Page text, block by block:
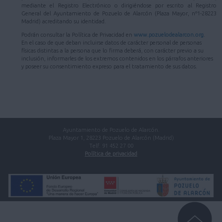
mediante el Registro Electrónico o dirigiéndose por escrito al Registro
General del Ayuntamiento de Pozuelo de Alarcón (Plaza Mayor, nº1-28223
Madrid) acreditando su identidad.
Podrán consultar la Política de Privacidad en www.pozuelodealarcon.org
En el caso de que deban incluirse datos de carácter personal de personas
físicas distintas a la persona que lo firma deberá, con carácter previo a su
inclusión, informarles de los extremos contenidos en los párrafos anteriores
y poseer su consentimiento expreso para el tratamiento de sus datos.
Ayuntamiento de Pozuelo de Alarcón.
Plaza Mayor 1, 28223 Pozuelo de Alarcón (Madrid)
Telf. 91 452 27 00
Política de privacidad